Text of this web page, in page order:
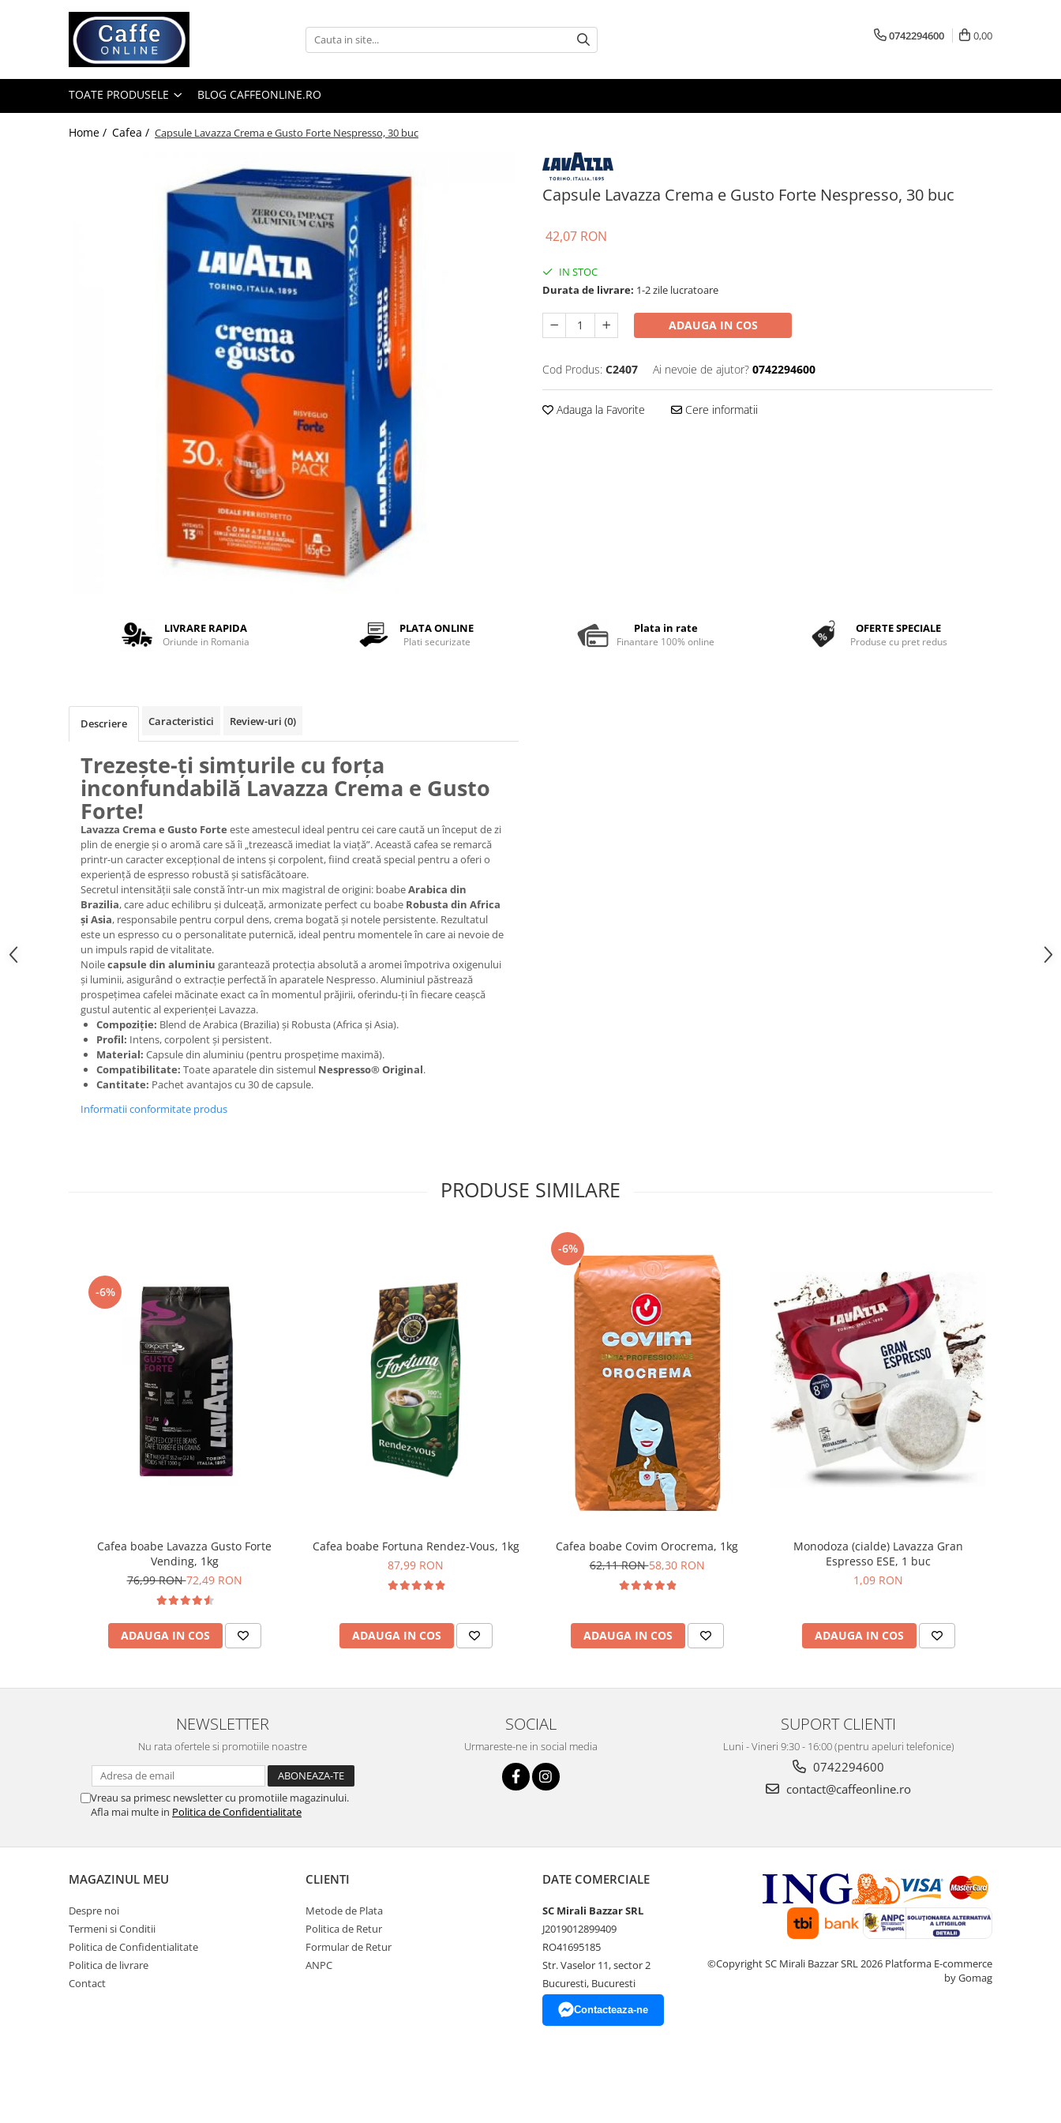
Toate Produsele
Capsule Cafea
Pliculete Zahar si Miere
Stabilizatoare tensiune
Piese schimb espressoare
Accesorii si intretinere
0742294600 0,00
TOATE PRODUSELE BLOG CAFFEONLINE.RO
Home / Cafea / Capsule Lavazza Crema e Gusto Forte Nespresso, 30 buc
Capsule Lavazza Crema e Gusto Forte Nespresso, 30 buc
42,07 RON
IN STOC
Durata de livrare: 1-2 zile lucratoare
ADAUGA IN COS
Cod Produs: C2407 Ai nevoie de ajutor? 0742294600
Adauga la Favorite Cere informatii
LIVRARE RAPIDA
Oriunde in Romania
PLATA ONLINE
Plati securizate
Plata in rate
Finantare 100% online
OFERTE SPECIALE
Produse cu pret redus
Descriere Caracteristici Review-uri (0)
Trezește-ți simțurile cu forța
inconfundabilă Lavazza Crema e Gusto
Forte!
Lavazza Crema e Gusto Forte este amestecul ideal pentru cei care caută un început de zi
plin de energie și o aromă care să îi „trezească imediat la viață”. Această cafea se remarcă
printr-un caracter excepțional de intens și corpolent, fiind creată special pentru a oferi o
experiență de espresso robustă și satisfăcătoare.
Secretul intensității sale constă într-un mix magistral de origini: boabeArabica din
Brazilia, care aduc echilibru și dulceață, armonizate perfect cu boabe Robusta din Africa
și Asia, responsabile pentru corpul dens, crema bogată și notele persistente. Rezultatul
este un espresso cu o personalitate puternică, ideal pentru momentele în care ai nevoie de
un impuls rapid de vitalitate.
Noilecapsule din aluminiu garantează protecția absolută a aromei împotriva oxigenului
și luminii, asigurând o extracție perfectă în aparatele Nespresso. Aluminiul păstrează
prospețimea cafelei măcinate exact ca în momentul prăjirii, oferindu-ți în fiecare ceașcă
gustul autentic al experienței Lavazza.
Compoziție: Blend de Arabica (Brazilia) și Robusta (Africa și Asia).
Profil: Intens, corpolent și persistent.
Material: Capsule din aluminiu (pentru prospețime maximă).
Compatibilitate: Toate aparatele din sistemul Nespresso® Original.
Cantitate: Pachet avantajos cu 30 de capsule.
Informatii conformitate produs
PRODUSE SIMILARE
-6%
Cafea boabe Lavazza Gusto Forte
Vending, 1kg
76,99 RON72,49 RON
ADAUGA IN COS
Cafea boabe Fortuna Rendez-Vous, 1kg
87,99 RON
ADAUGA IN COS
-6%
Cafea boabe Covim Orocrema, 1kg
62,11 RON58,30 RON
ADAUGA IN COS
Monodoza (cialde) Lavazza Gran
Espresso ESE, 1 buc
1,09 RON
ADAUGA IN COS
NEWSLETTER
Nu rata ofertele si promotiile noastre
Vreau sa primesc newsletter cu promotiile magazinului.
Afla mai multe in Politica de Confidentialitate
SOCIAL
Urmareste-ne in social media
SUPORT CLIENTI
Luni - Vineri 9:30 - 16:00 (pentru apeluri telefonice)
0742294600
contact@caffeonline.ro
MAGAZINUL MEU
Despre noi
Termeni si Conditii
Politica de Confidentialitate
Politica de livrare
Contact
CLIENTI
Metode de Plata
Politica de Retur
Formular de Retur
ANPC
DATE COMERCIALE
SC Mirali Bazzar SRL
J2019012899409
RO41695185
Str. Vaselor 11, sector 2
Bucuresti, Bucuresti
Contacteaza-ne
©Copyright SC Mirali Bazzar SRL 2026 Platforma E-commerce
by Gomag